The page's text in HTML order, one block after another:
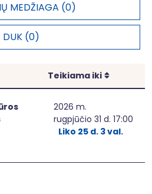
MEDŽIAGA (0)
DUK (0)
Teikiama iki Rikiuoti
2026 m.
rugpjūčio 31 d. 17:00
Liko 25 d. 3 val.